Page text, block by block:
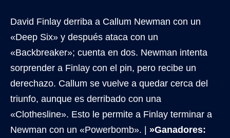
David Finlay derriba a Callum Newman con un
«Deep Six» y después ataca con un
«Backbreaker»; cuenta en dos. Newman intenta
sorprender a Finlay con el pin, pero recibe un
derechazo. Callum se vuelve a quedar cerca del
triunfo, aunque es derribado con una
«Clothesline». Esto le permite a Finlay terminar a
Newman con un «Powerbomb». | »Ganadores: